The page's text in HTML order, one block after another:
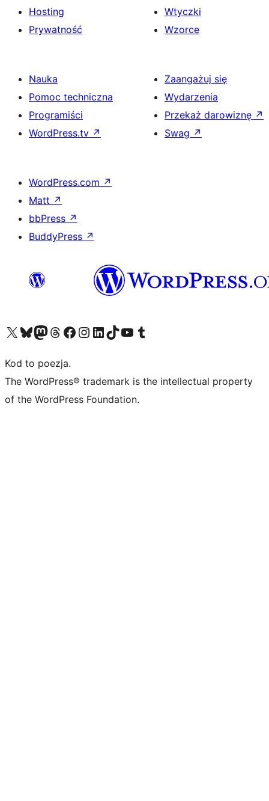
Hosting
Prywatność
Wtyczki
Wzorce
Nauka
Pomoc techniczna
Programiści
WordPress.tv ↗
Zaangażuj się
Wydarzenia
Przekaż darowiznę ↗
Swag ↗
WordPress.com ↗
Matt ↗
bbPress ↗
BuddyPress ↗
Odwiedź nasze konto X (dawniej Twitter)
Odwiedź nasze konto Bluesky
Odwiedź nasze konto na Mastodoncie
Odwiedź naszego Threadsa
Odwiedź naszego Facebooka
Odwiedź nasze konto na Instagramie
Odwiedź nasze konto na LinkedIn
Odwiedź naszego TikToka
Odwiedź nasz kanał YouTube
Odwiedź naszego Tumblra
Kod to poezja.
The WordPress® trademark is the intellectual property
of the WordPress Foundation.